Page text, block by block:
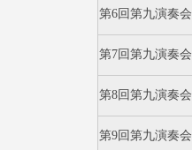
第6回第九演奏会
第7回第九演奏会
第8回第九演奏会
第9回第九演奏会